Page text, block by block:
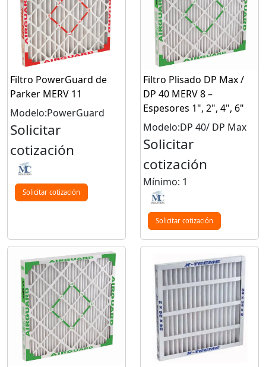
Filtro PowerGuard de
Parker MERV 11
Modelo:PowerGuard
Solicitar
cotización
Solicitar cotización
Filtro Plisado DP Max /
DP 40 MERV 8 –
Espesores 1", 2", 4", 6"
Modelo:DP 40/ DP Max
Solicitar
cotización
Mínimo: 1
Solicitar cotización